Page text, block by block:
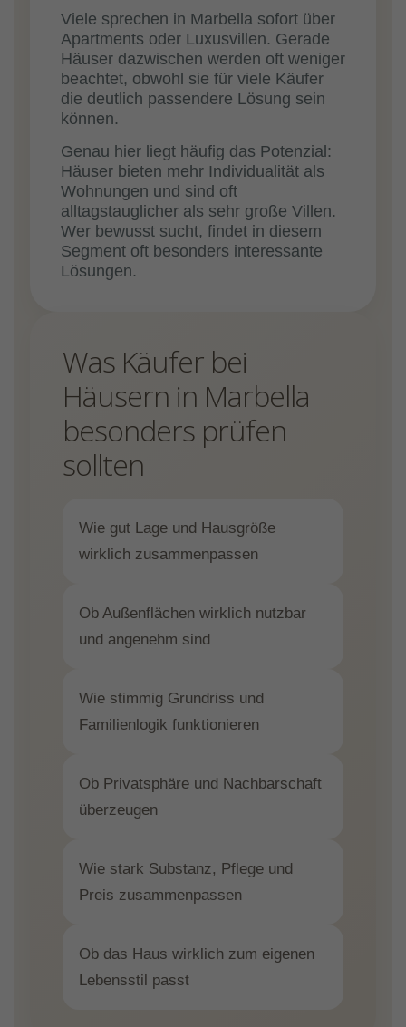
Viele sprechen in Marbella sofort über
Apartments oder Luxusvillen. Gerade
Häuser dazwischen werden oft weniger
beachtet, obwohl sie für viele Käufer
die deutlich passendere Lösung sein
können.
Genau hier liegt häufig das Potenzial:
Häuser bieten mehr Individualität als
Wohnungen und sind oft
alltagstauglicher als sehr große Villen.
Wer bewusst sucht, findet in diesem
Segment oft besonders interessante
Lösungen.
Was Käufer bei
Häusern in Marbella
besonders prüfen
sollten
Wie gut Lage und Hausgröße
wirklich zusammenpassen
Ob Außenflächen wirklich nutzbar
und angenehm sind
Wie stimmig Grundriss und
Familienlogik funktionieren
Ob Privatsphäre und Nachbarschaft
überzeugen
Wie stark Substanz, Pflege und
Preis zusammenpassen
Ob das Haus wirklich zum eigenen
Lebensstil passt